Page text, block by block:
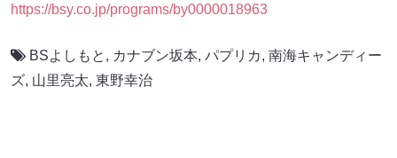
https://bsy.co.jp/programs/by0000018963
BSよしもと , カナブン坂本, パプリカ, 南海キャンディー
ズ, 山里亮太, 東野幸治